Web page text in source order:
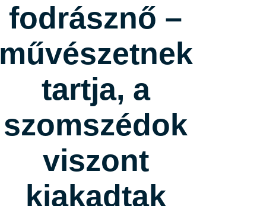
fodrásznő –
művészetnek
tartja, a
szomszédok
viszont
kiakadtak